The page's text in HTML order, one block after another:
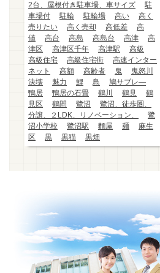
2台、屋根付き駐車場、車サイズ
駐
車場付
駐輪 駐輪場 高い
高く
売りたい
高く売却 高低差
高
値
高台 高島 高島台 高津
高
津区
高津区千年 高津駅
高級
高級住宅
高級住宅街
高速インター
ネット
高額 高齢者 鬼
鬼怒川
決壊
魅力 鯉 鳥
鳩サブレ―
鴨居
鴨居の石畳 鶴川 鶴見
鶴
見区
鶴間 鷺沼
鷺沼、徒歩圏、
分譲、２LDK、リノベーション、
鷺
沼小学校
鷺沼駅 麵屋 麺
麻生
区
黒 黒猫 黒畑